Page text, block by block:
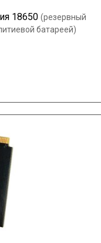
18650 (резервный
батареей)